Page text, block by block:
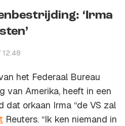
Kopieer link‘Irma
12:48
het Federaal Bureau
van Amerika, heeft in een
dat orkaan Irma “de VS zal
Reuters. “Ik ken niemand in